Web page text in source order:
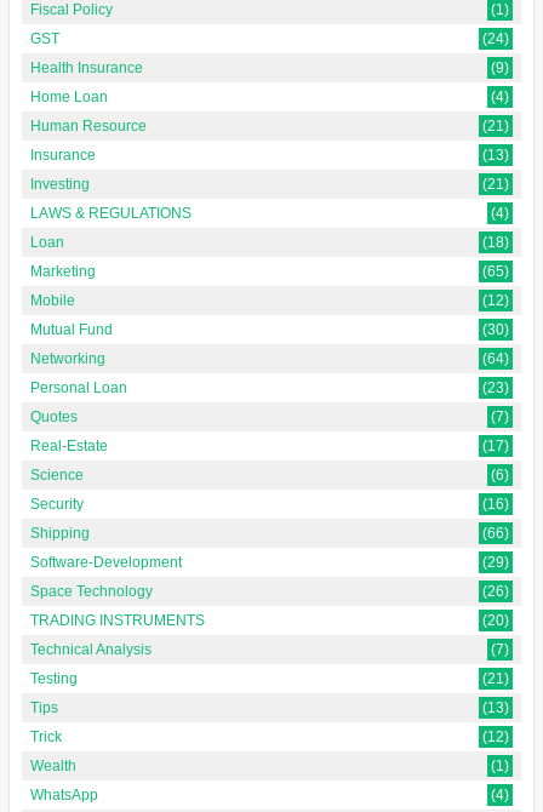
Fiscal Policy
(1)
GST
(24)
Health Insurance
(9)
Home Loan
(4)
Human Resource
(21)
Insurance
(13)
Investing
(21)
LAWS & REGULATIONS
(4)
Loan
(18)
Marketing
(65)
Mobile
(12)
Mutual Fund
(30)
Networking
(64)
Personal Loan
(23)
Quotes
(7)
Real-Estate
(17)
Science
(6)
Security
(16)
Shipping
(66)
Software-Development
(29)
Space Technology
(26)
TRADING INSTRUMENTS
(20)
Technical Analysis
(7)
Testing
(21)
Tips
(13)
Trick
(12)
Wealth
(1)
WhatsApp
(4)